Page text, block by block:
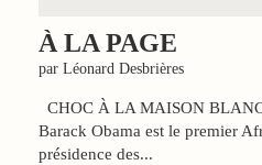
À LA PAGE
par Léonard Desbrières
CHOC À LA MAISON
Barack Obama est le premier
présidence des...